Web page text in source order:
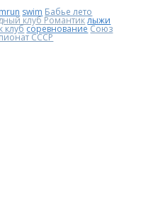
swim Бабье лето
клуб Романтиклыжи
клубсоревнованиеСоюз
СССР